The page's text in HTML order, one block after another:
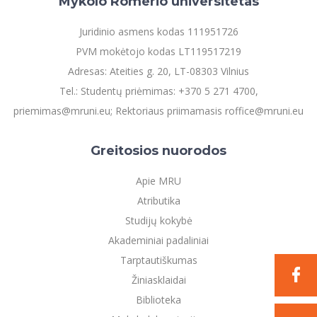
Juridinio asmens kodas 111951726
PVM mokėtojo kodas LT119517219
Adresas: Ateities g. 20, LT-08303 Vilnius
Tel.: Studentų priėmimas: +370 5 271 4700,
priemimas@mruni.eu; Rektoriaus priimamasis roffice@mruni.eu
Greitosios nuorodos
Apie MRU
Atributika
Studijų kokybė
Akademiniai padaliniai
Tarptautiškumas
Žiniasklaidai
Biblioteka